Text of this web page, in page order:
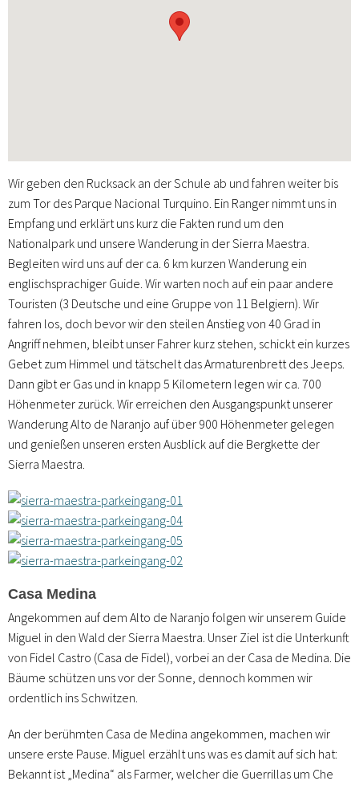
Wir geben den Rucksack an der Schule ab und fahren weiter bis
zum Tor des Parque Nacional Turquino. Ein Ranger nimmt uns in
Empfang und erklärt uns kurz die Fakten rund um den
Nationalpark und unsere Wanderung in der Sierra Maestra.
Begleiten wird uns auf der ca. 6 km kurzen Wanderung ein
englischsprachiger Guide. Wir warten noch auf ein paar andere
Touristen (3 Deutsche und eine Gruppe von 11 Belgiern). Wir
fahren los, doch bevor wir den steilen Anstieg von 40 Grad in
Angriff nehmen, bleibt unser Fahrer kurz stehen, schickt ein kurzes
Gebet zum Himmel und tätschelt das Armaturenbrett des Jeeps.
Dann gibt er Gas und in knapp 5 Kilometern legen wir ca. 700
Höhenmeter zurück. Wir erreichen den Ausgangspunkt unserer
Wanderung Alto de Naranjo auf über 900 Höhenmeter gelegen
und genießen unseren ersten Ausblick auf die Bergkette der
Sierra Maestra.
Casa Medina
Angekommen auf dem Alto de Naranjo folgen wir unserem Guide
Miguel in den Wald der Sierra Maestra. Unser Ziel ist die Unterkunft
von Fidel Castro (Casa de Fidel), vorbei an der Casa de Medina. Die
Bäume schützen uns vor der Sonne, dennoch kommen wir
ordentlich ins Schwitzen.
An der berühmten Casa de Medina angekommen, machen wir
unsere erste Pause. Miguel erzählt uns was es damit auf sich hat:
Bekannt ist „Medina“ als Farmer, welcher die Guerrillas um Che